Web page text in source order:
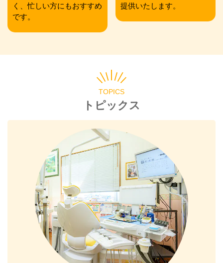
く、忙しい方にもおすすめ
です。
提供いたします。
TOPICS
トピックス